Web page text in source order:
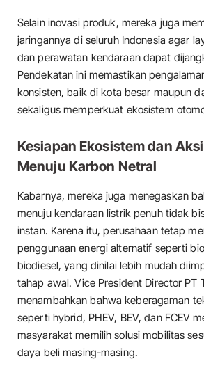
Selain inovasi produk, mereka juga
jaringannya di seluruh Indonesia agar
dan perawatan kendaraan dapat
Pendekatan ini memastikan
konsisten, baik di kota besar maupun
sekaligus memperkuat ekosistem
Kesiapan Ekosistem dan
Menuju Karbon Netral
Kabarnya, mereka juga menegaskan
menuju kendaraan listrik penuh tidak
instan. Karena itu, perusahaan tetap
penggunaan energi alternatif seperti
biodiesel, yang dinilai lebih mudah
tahap awal. Vice President Director PT
menambahkan bahwa keberagaman
seperti hybrid, PHEV, BEV, dan FCEV
masyarakat memilih solusi mobilitas
daya beli masing-masing.